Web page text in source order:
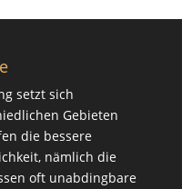
setzt sich
Gebieten
die bessere
nämlich die
oft unabdingbare